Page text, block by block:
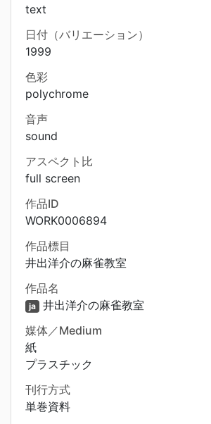
text
日付（バリエーション）
1999
色彩
polychrome
音声
sound
アスペクト比
full screen
作品ID
WORK0006894
作品標目
井出洋介の麻雀教室
作品名
ja 井出洋介の麻雀教室
媒体／Medium
紙
プラスチック
刊行方式
単巻資料